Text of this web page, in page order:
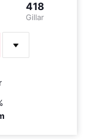
418
Gillar